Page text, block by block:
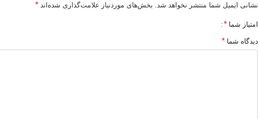
نشانی ایمیل شما منتشر نخواهد شد. بخش‌های موردنیاز علامت‌گذاری شده‌اند *
امتیاز شما *
دیدگاه شما *